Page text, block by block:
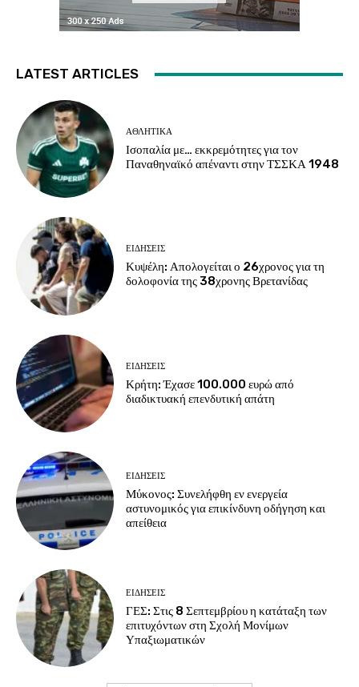
LATEST ARTICLES
ΑΘΛΗΤΙΚΑ
Ισοπαλία με… εκκρεμότητες για τον
Παναθηναϊκό απέναντι στην ΤΣΣΚΑ 1948
ΕΙΔΗΣΕΙΣ
Κυψέλη: Απολογείται ο 26χρονος για τη
δολοφονία της 38χρονης Βρετανίδας
ΕΙΔΗΣΕΙΣ
Κρήτη: Έχασε 100.000 ευρώ από
διαδικτυακή επενδυτική απάτη
ΕΙΔΗΣΕΙΣ
Μύκονος: Συνελήφθη εν ενεργεία
αστυνομικός για επικίνδυνη οδήγηση και
απείθεια
ΕΙΔΗΣΕΙΣ
ΓΕΣ: Στις 8 Σεπτεμβρίου η κατάταξη των
επιτυχόντων στη Σχολή Μονίμων
Υπαξιωματικών